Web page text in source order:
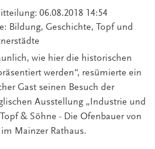
06.08.2018 14:54
Bildung, Geschichte, Topf und
wie hier die historischen
werden“, resümierte ein
Gast seinen Besuch der
Ausstellung „Industrie und
& Söhne - Die Ofenbauer von
Mainzer Rathaus.